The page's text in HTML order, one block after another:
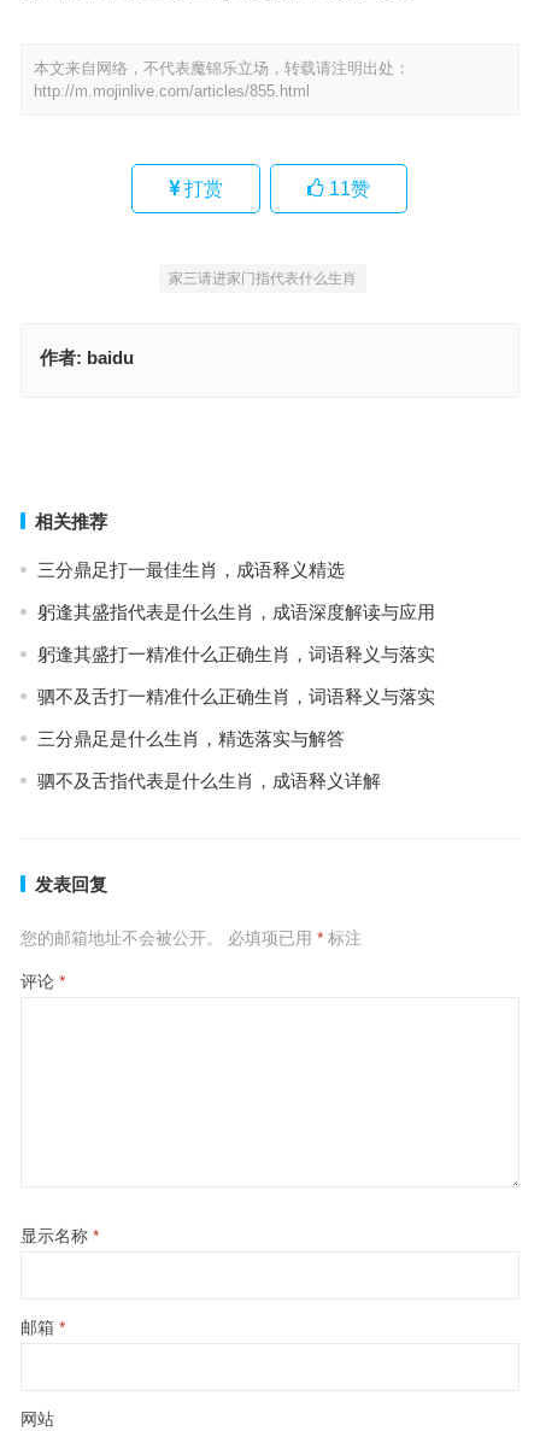
本文来自网络，不代表魔锦乐立场，转载请注明出处：
http://m.mojinlive.com/articles/855.html
打赏 11赞
家三请进家门指代表什么生肖
作者: baidu
相关推荐
三分鼎足打一最佳生肖，成语释义精选
躬逢其盛指代表是什么生肖，成语深度解读与应用
躬逢其盛打一精准什么正确生肖，词语释义与落实
驷不及舌打一精准什么正确生肖，词语释义与落实
三分鼎足是什么生肖，精选落实与解答
驷不及舌指代表是什么生肖，成语释义详解
发表回复
您的邮箱地址不会被公开。 必填项已用 *标注
评论 *
显示名称 *
邮箱 *
网站